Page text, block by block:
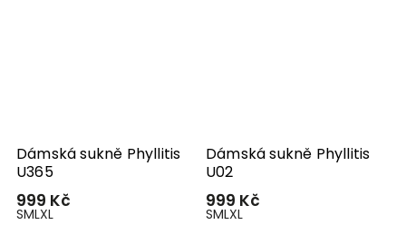
Dámská sukně Phyllitis
U365
999 Kč
SMLXL
Dámská sukně Phyllitis
U02
999 Kč
SMLXL